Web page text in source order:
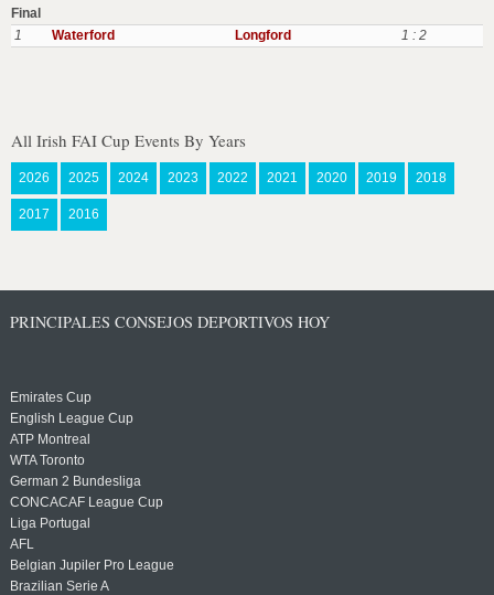
Final
1
Waterford Longford 1 : 2
All Irish FAI Cup Events By Years
2026 2025 2024 2023 2022 2021 2020 2019 2018
2017 2016
PRINCIPALES CONSEJOS DEPORTIVOS HOY
Emirates Cup
English League Cup
ATP Montreal
WTA Toronto
German 2 Bundesliga
CONCACAF League Cup
Liga Portugal
AFL
Belgian Jupiler Pro League
Brazilian Serie A